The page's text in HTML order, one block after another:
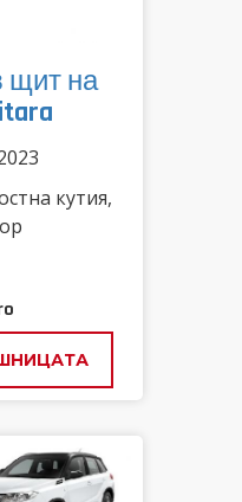
щит на
кутия,